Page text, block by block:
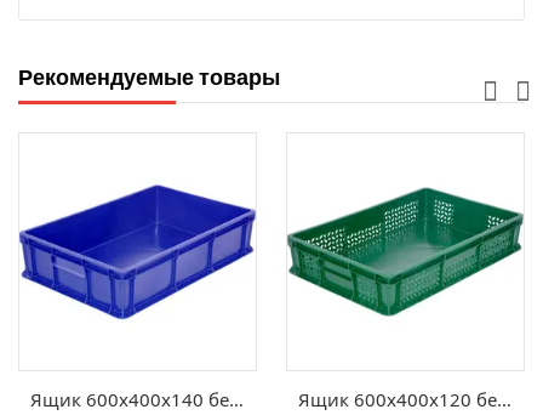
Рекомендуемые товары
Ящик 600x400x140 без ручек сплошной Ящик 600x400x120 без ручек сплошное дно